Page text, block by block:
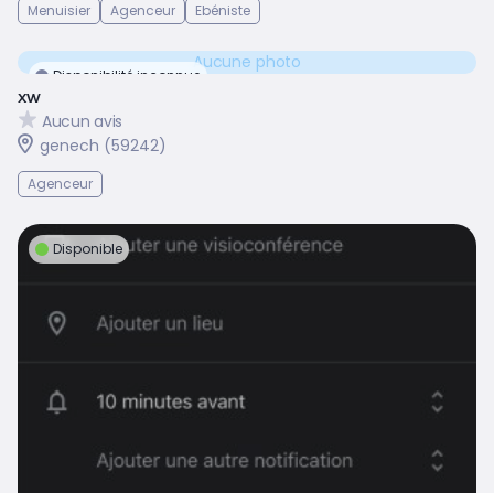
Menuisier Agenceur Ebéniste
Disponibilité inconnue
Aucune photo
xw
Aucun avis
genech (59242)
Agenceur
Disponible